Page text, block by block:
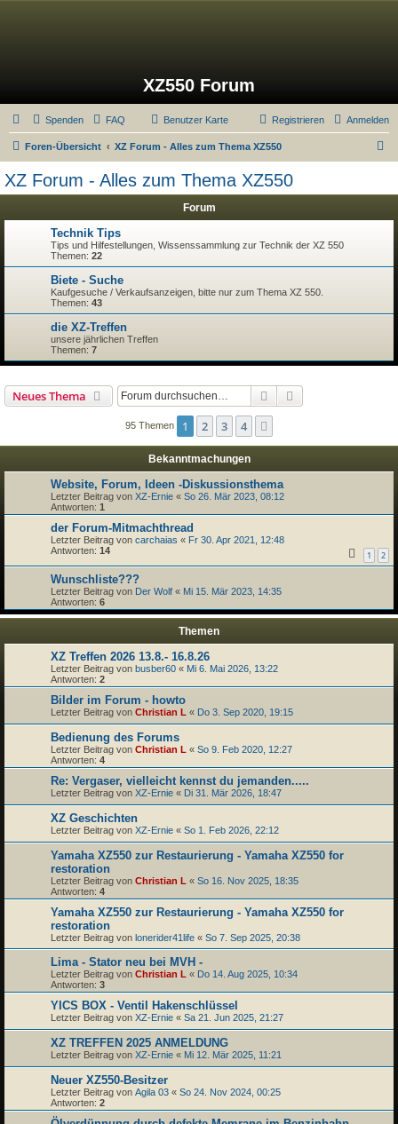
XZ550 Forum
Spenden FAQ Benutzer Karte Anmelden
Registrieren
Foren-Übersicht XZ Forum - Alles zum Thema XZ550
XZ Forum - Alles zum Thema XZ550
Forum
Technik Tips
Tips und Hilfestellungen, Wissenssammlung zur Technik der XZ 550
Themen: 22
Biete - Suche
Kaufgesuche / Verkaufsanzeigen, bitte nur zum Thema XZ 550.
Themen: 43
die XZ-Treffen
unsere jährlichen Treffen
Themen: 7
Neues Thema Suche
95 Themen 1 2 3 4
Bekanntmachungen
Website, Forum, Ideen -Diskussionsthema
Letzter Beitrag von XZ-Ernie « So 26. Mär 2023, 08:12
Antworten: 1
der Forum-Mitmachthread
Letzter Beitrag von carchaias « Fr 30. Apr 2021, 12:48
Antworten: 14 1 2
Wunschliste???
Letzter Beitrag von Der Wolf « Mi 15. Mär 2023, 14:35
Antworten: 6
Themen
XZ Treffen 2026 13.8.- 16.8.26
Letzter Beitrag von busber60 « Mi 6. Mai 2026, 13:22
Antworten: 2
Bilder im Forum - howto
Letzter Beitrag von Christian L « Do 3. Sep 2020, 19:15
Bedienung des Forums
Letzter Beitrag von Christian L « So 9. Feb 2020, 12:27
Antworten: 4
Re: Vergaser, vielleicht kennst du jemanden.....
Letzter Beitrag von XZ-Ernie « Di 31. Mär 2026, 18:47
XZ Geschichten
Letzter Beitrag von XZ-Ernie « So 1. Feb 2026, 22:12
Yamaha XZ550 zur Restaurierung - Yamaha XZ550 for
restoration
Letzter Beitrag von Christian L « So 16. Nov 2025, 18:35
Antworten: 4
Yamaha XZ550 zur Restaurierung - Yamaha XZ550 for
restoration
Letzter Beitrag von lonerider41life « So 7. Sep 2025, 20:38
Lima - Stator neu bei MVH -
Letzter Beitrag von Christian L « Do 14. Aug 2025, 10:34
Antworten: 3
YICS BOX - Ventil Hakenschlüssel
Letzter Beitrag von XZ-Ernie « Sa 21. Jun 2025, 21:27
XZ TREFFEN 2025 ANMELDUNG
Letzter Beitrag von XZ-Ernie « Mi 12. Mär 2025, 11:21
Neuer XZ550-Besitzer
Letzter Beitrag von Agila 03 « So 24. Nov 2024, 00:25
Antworten: 2